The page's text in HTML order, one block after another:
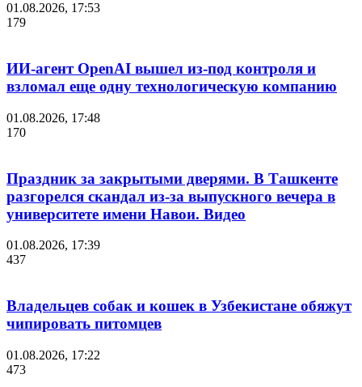
01.08.2026, 17:53
179
ИИ-агент OpenAI вышел из-под контроля и
взломал еще одну технологическую компанию
01.08.2026, 17:48
170
Праздник за закрытыми дверями. В Ташкенте
разгорелся скандал из-за выпускного вечера в
университете имени Навои. Видео
01.08.2026, 17:39
437
Владельцев собак и кошек в Узбекистане обяжут
чипировать питомцев
01.08.2026, 17:22
473